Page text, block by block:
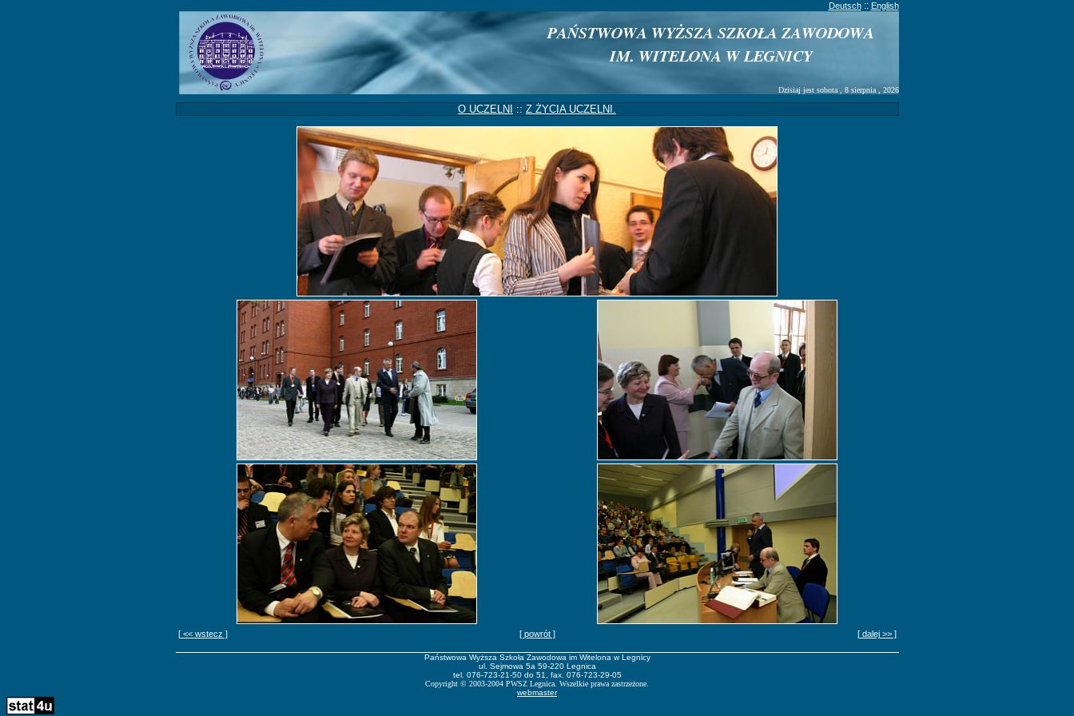
Deutsch:: English
Dzisiaj jest sobota , 8 sierpnia , 2026
O UCZELNI :: Z ŻYCIA UCZELNI.
[ << wstecz ] [ powrót ] [ dalej >> ]
Państwowa Wyższa Szkoła Zawodowa im Witelona w Legnicy
ul. Sejmowa 5a 59-220 Legnica
tel. 076-723-21-50 do 51, fax. 076-723-29-05
Copyright © 2003-2004 PWSZ Legnica. Wszelkie prawa zastrzeżone.
webmaster